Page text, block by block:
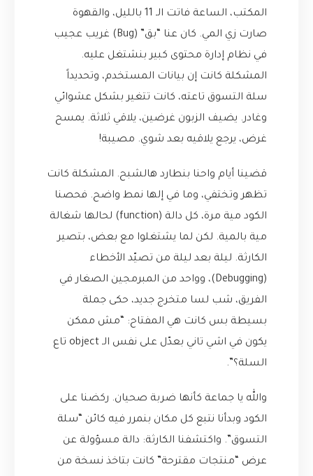
المكتب، الساعة فاتت الـ 11 بالليل، والقهوة
صارت زي المي. كان عنا “بق” (Bug) غريب عجيب
في نظام إدارة محتوى كبير بنشتغل عليه.
المشكلة كانت إن بيانات المستخدم، وتحديداً
سلة التسوق تاعته، كانت تتغير بشكل عشوائي
وغادر. يضيف الزبون غرضين، يلاقي ثلاثة. يمسح
غرض، يرجع يلاقيه بعد شوي. مصيبة!
قضينا أيام واحنا بنطارد هالشبح. المشكلة كانت
تظهر وتختفي، وما في إلها نمط واضح. فحصنا
الكود مية مرة، كل دالة (function) لحالها شغالة
مية بالمية. لكن لما يشتغلوا مع بعض، بتصير
الكارثة. ليلة بعد ليلة من تصيّد الأخطاء
(Debugging)، وواحد من المبرمجين الصغار في
الفريق، شب لسا متخرج جديد، حكى جملة
بسيطة بس كانت هي المفتاح: “مش ممكن
يكون في اشي تاني بعدّل على نفس الـ object تاع
السلة؟”.
والله يا جماعة كأنها ضربة صحيان. ركضنا على
الكود وبدأنا نتبع كل مكان بنمرر فيه كائن “سلة
التسوق”. واكتشفنا الكارثة: دالة مسؤولة عن
عرض “منتجات مقترحة” كانت بتاخذ نسخة من